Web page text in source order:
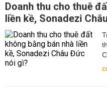
Doanh thu cho thuê
liền kề, Sonadezi